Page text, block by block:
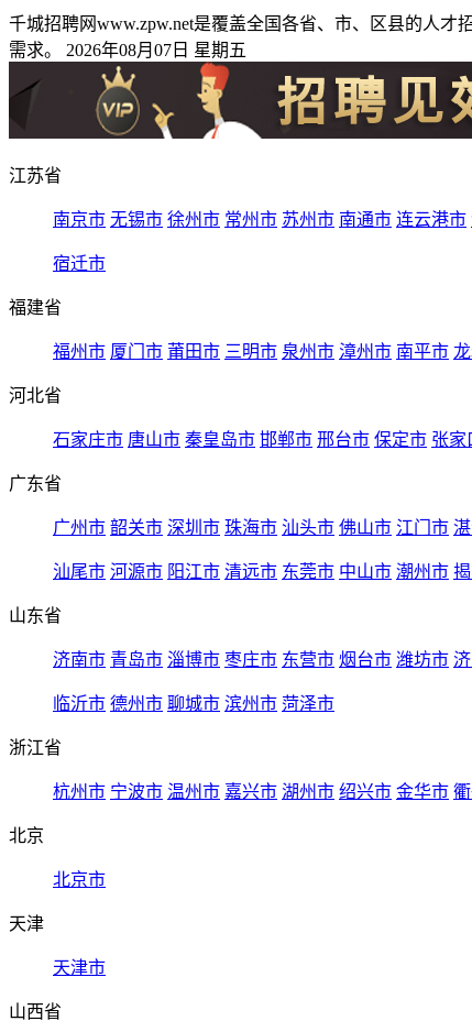
千城招聘网www.zpw.net是覆盖全国各省、市、区县的人
需求。 2026年08月07日 星期五
江苏省
南京市 无锡市 徐州市 常州市 苏州市 南通市 连云港市
宿迁市
福建省
福州市 厦门市 莆田市 三明市 泉州市 漳州市 南平市
河北省
石家庄市 唐山市 秦皇岛市 邯郸市 邢台市 保定市 张家
广东省
广州市 韶关市 深圳市 珠海市 汕头市 佛山市 江门市
汕尾市 河源市 阳江市 清远市 东莞市 中山市 潮州市
山东省
济南市 青岛市 淄博市 枣庄市 东营市 烟台市 潍坊市
临沂市 德州市 聊城市 滨州市 菏泽市
浙江省
杭州市 宁波市 温州市 嘉兴市 湖州市 绍兴市 金华市
北京
北京市
天津
天津市
山西省